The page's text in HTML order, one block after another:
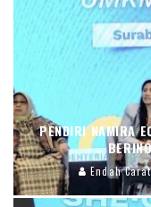
PENDIRI NAMIRA
Endah